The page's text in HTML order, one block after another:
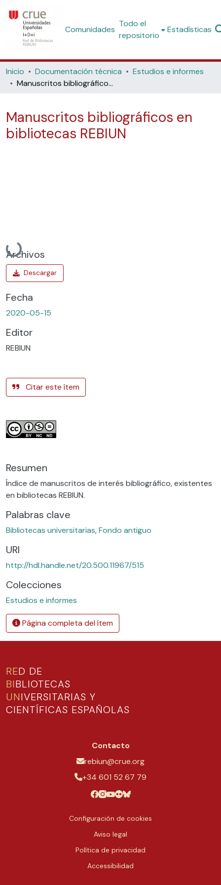
Comunidades
Todo el
repositorio
Estadísticas
Inicio Documentación técnica
Estudios e informes
Manuscritos bibliográficos en bibliotecas REBIUN
Manuscritos bibliográficos en
bibliotecas REBIUN
Cargando...
Archivos
Fecha
2020-05-15
Editor
REBIUN
Citar este ítem
Resumen
Índice de manuscritos de interés bibliográfico, existentes
en bibliotecas REBIUN.
Palabras clave
Bibliotecas universitarias,Fondo antiguo
URI
http://hdl.handle.net/20.500.11967/515
Colecciones
Estudios e informes
Página completa del ítem
RED DE
BIBLIOTECAS
UNIVERSITARIAS Y
CIENTÍFICAS ESPAÑOLAS
Contacto
rebiun@crue.org
+34 601 52 67 79
Configuración de cookies
Aviso legal
Política de privacidad
Accessibilidad